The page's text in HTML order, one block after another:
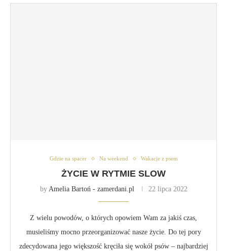
Gdzie na spacer Na weekend Wakacje z psem
ŻYCIE W RYTMIE SLOW
by Amelia Bartoń - zamerdani.pl 22 lipca 2022
Z wielu powodów, o których opowiem Wam za jakiś czas,
musieliśmy mocno przeorganizować nasze życie. Do tej pory
zdecydowana jego większość kręciła się wokół psów – najbardziej